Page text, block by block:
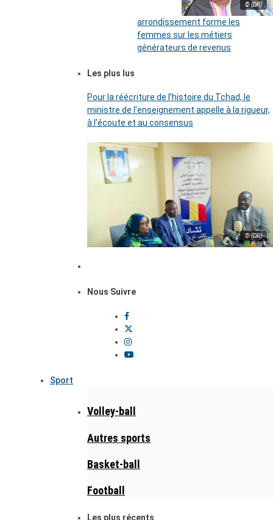
© (DR)
arrondissement forme les
femmes sur les métiers
générateurs de revenus
Les plus lus
Pour la réécriture de l’histoire du Tchad, le
ministre de l’enseignement appelle à la rigueur,
à l’écoute et au consensus
© (DR)
Nous Suivre
Sport
Volley-ball
Autres sports
Basket-ball
Football
Les plus récents